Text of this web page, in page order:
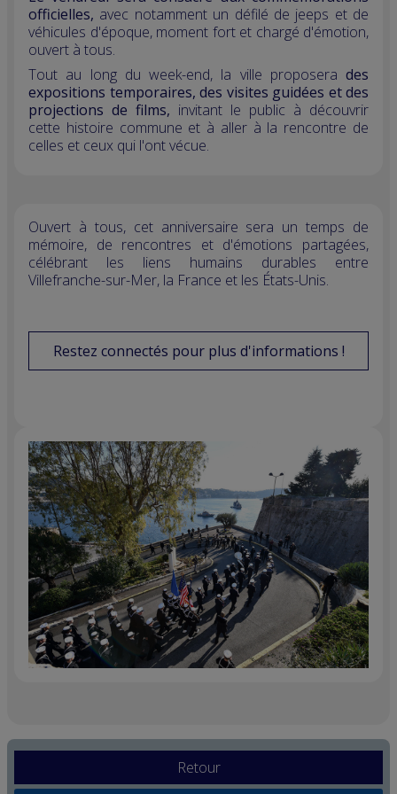
officielles, avec notamment un défilé de jeeps et de
véhicules d'époque, moment fort et chargé d'émotion,
ouvert à tous.
Tout au long du week-end, la ville proposera des
expositions temporaires, des visites guidées et des
projections de films, invitant le public à découvrir
cette histoire commune et à aller à la rencontre de
celles et ceux qui l'ont vécue.
Ouvert à tous, cet anniversaire sera un temps de
mémoire, de rencontres et d'émotions partagées,
célébrant les liens humains durables entre
Villefranche-sur-Mer, la France et les États-Unis.
Restez connectés pour plus d'informations !
Retour